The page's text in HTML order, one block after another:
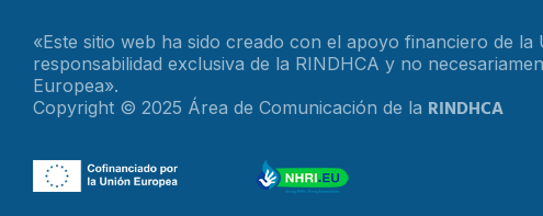
«Este sitio web ha sido creado con el apoyo financiero de
responsabilidad exclusiva de la RINDHCA y no
Europea».
Copyright © 2025 Área de Comunicación de la RINDHCA